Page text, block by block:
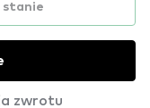
stanie
zwrotu